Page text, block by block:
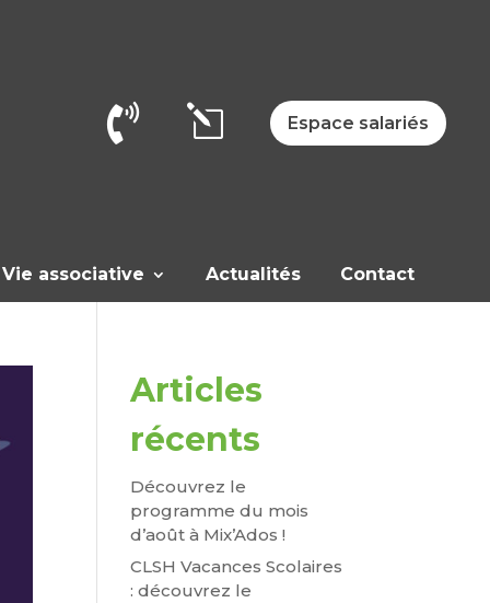
 l Espace salariés
Vie associative Actualités Contact
Articles
récents
Découvrez le
programme du mois
d’août à Mix’Ados !
CLSH Vacances Scolaires
: découvrez le